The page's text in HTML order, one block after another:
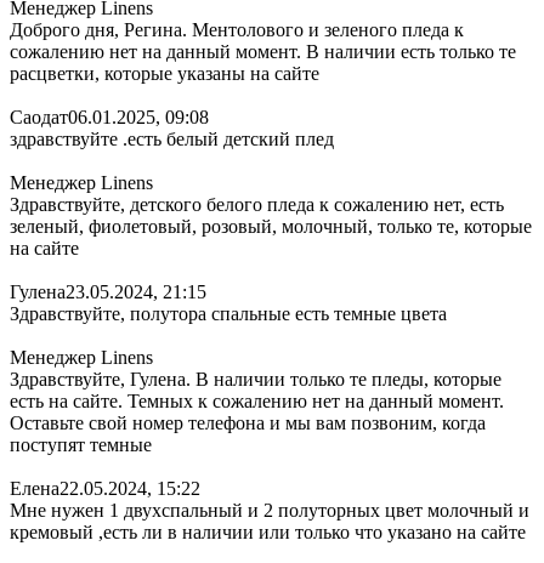
Менеджер Linens
Доброго дня, Регина. Ментолового и зеленого пледа к
сожалению нет на данный момент. В наличии есть только те
расцветки, которые указаны на сайте
Саодат06.01.2025, 09:08
здравствуйте .есть белый детский плед
Менеджер Linens
Здравствуйте, детского белого пледа к сожалению нет, есть
зеленый, фиолетовый, розовый, молочный, только те, которые
на сайте
Гулена23.05.2024, 21:15
Здравствуйте, полутора спальные есть темные цвета
Менеджер Linens
Здравствуйте, Гулена. В наличии только те пледы, которые
есть на сайте. Темных к сожалению нет на данный момент.
Оставьте свой номер телефона и мы вам позвоним, когда
поступят темные
Елена22.05.2024, 15:22
Мне нужен 1 двухспальный и 2 полуторных цвет молочный и
кремовый ,есть ли в наличии или только что указано на сайте